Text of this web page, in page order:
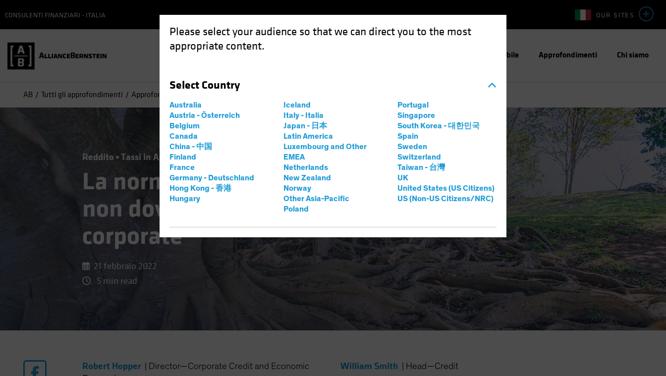
Please select your audience so that we can direct you to the most
appropriate content.
Select Country
Australia
Austria - Österreich
Belgium
Canada
China - 中国
Finland
France
Germany - Deutschland
Hong Kong - 香港
Hungary
Iceland
Italy - Italia
Japan - 日本
Latin America
Luxembourg and Other
EMEA
Netherlands
New Zealand
Norway
Other Asia-Pacific
Poland
Portugal
Singapore
South Korea - 대한민국
Spain
Sweden
Switzerland
Taiwan - 台灣
UK
United States (US Citizens)
US (Non-US Citizens/NRC)
OUR SITES
CONSULENTI FINANZIARI - ITALIA
Investimento Responsabile Approfondimenti Chi siamo
AB Tutti gli approfondimenti Approfondimenti
Reddito Tassi in Aumento
La normalizzazione monetaria
non dovrebbe scalfire i titoli
corporate
21 febbraio 2022
5 min read
Robert Hopper
Director—Corporate Credit and Economic
William Smith Head—Credit